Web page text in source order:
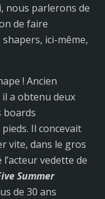
nous parlerons de
de faire
ici-même,
! Ancien
a obtenu deux
boards
Il concevait
vite, dans le gros
vedette de
Summer
de 30 ans